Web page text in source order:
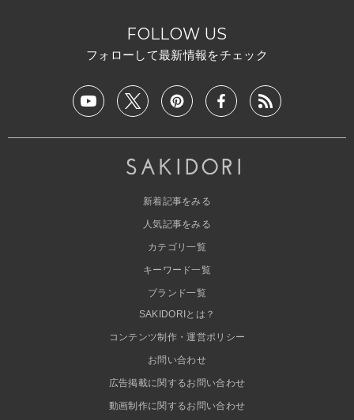
FOLLOW US
フォローして最新情報をチェック
新着記事をみる
人気記事をみる
カテゴリ一覧
キーワード一覧
ブランド一覧
SAKIDORIとは？
コンテンツ制作・運営ポリシー
お問い合わせ
広告掲載に関するお問い合わせ
動画制作に関するお問い合わせ